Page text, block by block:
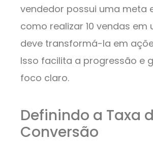
vendedor possui uma meta
como realizar 10 vendas em
deve transformá-la em
Isso facilita a progressão e
foco claro.
Definindo a Taxa
Conversão